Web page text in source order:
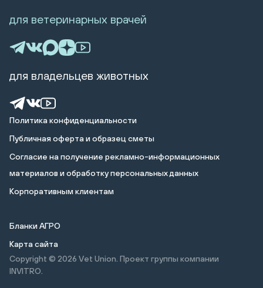
Политика конфиденциальности
Публичная оферта и образец сметы
Cогласие на получение рекламно-информационных
материалов и обработку персональных данных
Корпоративным клиентам
Бланки АГРО
Карта сайта
Copyright © 2026 Vet Union. Проект группы компании
INVITRO.
для ветеринарных врачей
для владельцев животных